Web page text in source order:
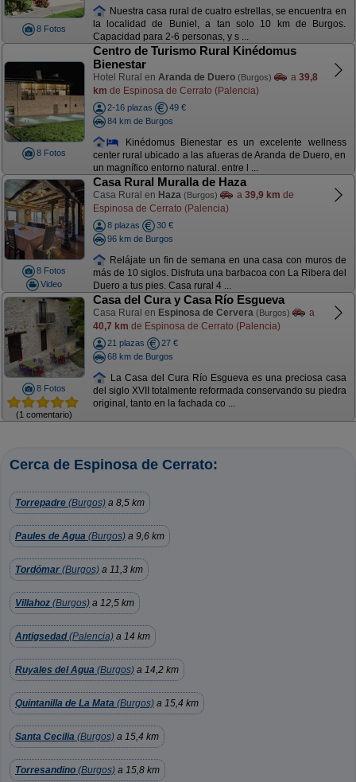
8 Fotos
Nuestra casa rural de cuatro estrellas, se encuentra en
la localidad de Buniel, a tan solo 10 km de Burgos.
Capacidad para 2-6 personas, y s ...
8 Fotos
Centro de Turismo Rural Kinédomus
Bienestar
Hotel Rural en Aranda de Duero (Burgos) a 39,8
km de Espinosa de Cerrato (Palencia)
2-16 plazas
49 €
84 km de Burgos
Kinédomus Bienestar es un excelente wellness
center rural ubicado a las afueras de Aranda de Duero, en
un magnífico entorno natural. entre l ...
8 Fotos
Video
Casa Rural Muralla de Haza
Casa Rural en Haza (Burgos) a 39,9 km de
Espinosa de Cerrato (Palencia)
8 plazas
30 €
96 km de Burgos
Relájate un fin de semana en una casa con muros de
más de 10 siglos. Disfruta una barbacoa con La Ribera del
Duero a tus pies. Casa rural 4 ...
8 Fotos
(1 comentario)
Casa del Cura y Casa Río Esgueva
Casa Rural en Espinosa de Cervera (Burgos)
a
40,7 km de Espinosa de Cerrato (Palencia)
21 plazas
27 €
68 km de Burgos
La Casa del Cura Río Esgueva es una preciosa casa
del siglo XVII totalmente reformada conservando su piedra
original, tanto en la fachada co ...
Cerca de Espinosa de Cerrato:
Torrepadre (Burgos) a 8,5 km
Paules de Agua (Burgos) a 9,6 km
Tordómar (Burgos) a 11,3 km
Villahoz (Burgos) a 12,5 km
Antigsedad(Palencia) a 14 km
Ruyales del Agua (Burgos) a 14,2 km
Quintanilla de La Mata (Burgos) a 15,4 km
Santa Cecilia (Burgos) a 15,4 km
Torresandino (Burgos) a 15,8 km